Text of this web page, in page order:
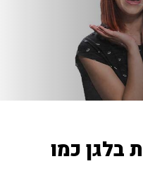
בלגן כמו